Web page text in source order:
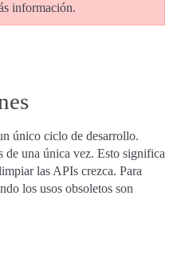
información.
único ciclo de desarrollo.
de una única vez. Esto significa
las APIs crezca. Para
los usos obsoletos son